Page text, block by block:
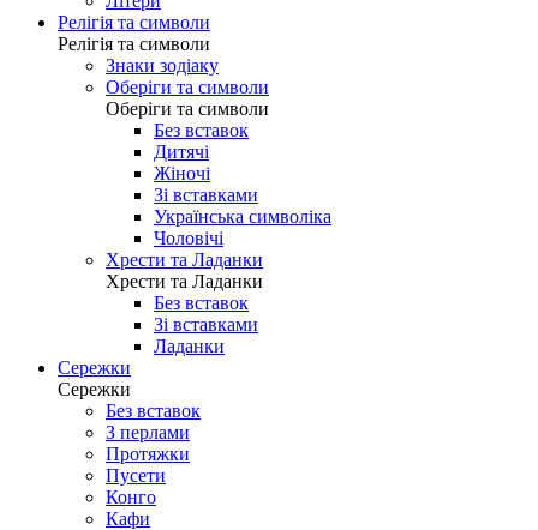
Релігія та символи
Релігія та символи
Знаки зодіаку
Оберіги та символи
Оберіги та символи
Без вставок
Дитячі
Жіночі
Зі вставками
Українська символіка
Чоловічі
Хрести та Ладанки
Хрести та Ладанки
Без вставок
Зі вставками
Ладанки
Сережки
Сережки
Без вставок
З перлами
Протяжки
Пусети
Конго
Кафи